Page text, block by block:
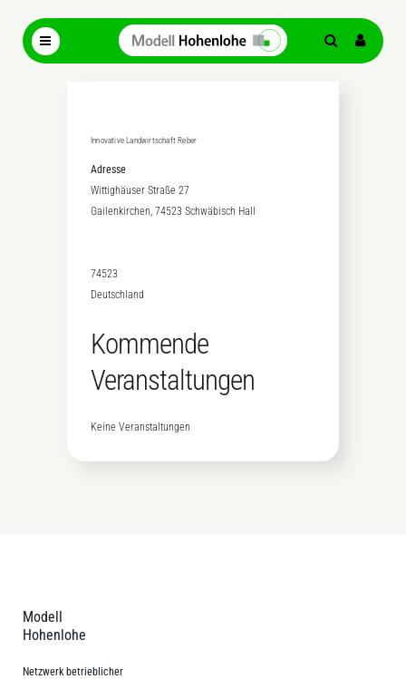
Innovative Landwirtschaft Reber
Adresse
Wittighäuser Straße 27
Gailenkirchen, 74523 Schwäbisch Hall
74523
Deutschland
Kommende
Veranstaltungen
Keine Veranstaltungen
Modell
Hohenlohe
Netzwerk betrieblicher